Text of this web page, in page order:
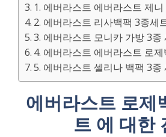
1. 에버라스트 에버라스트 제
2. 에버라스트 리사백팩 3종세
3. 에버라스트 모니카 가방 3종
4. 에버라스트 에버라스트 로
5. 에버라스트 셀리나 백팩 3종
에버라스트 로제
트 에 대한